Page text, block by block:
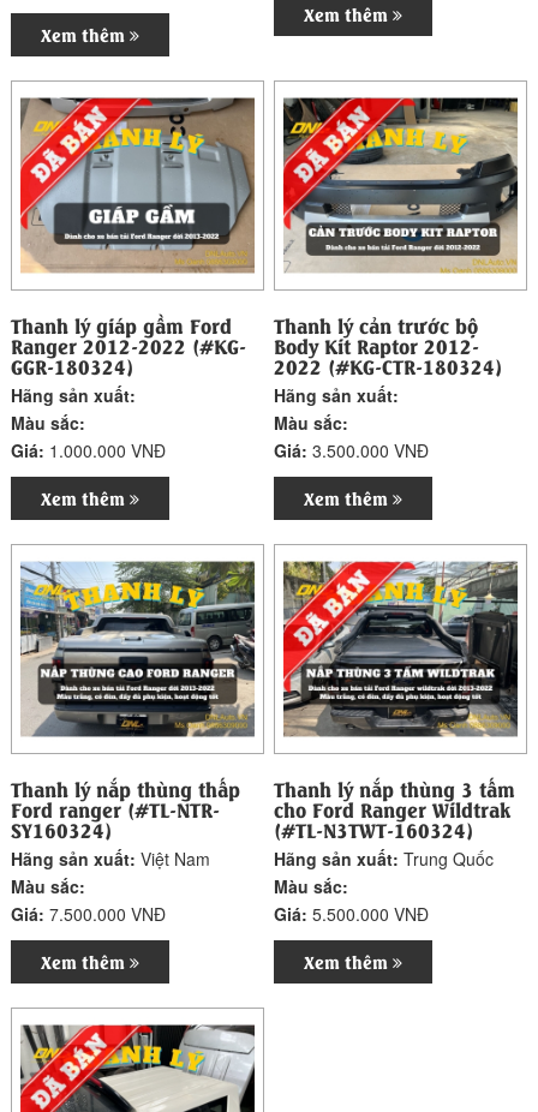
Xem thêm
Xem thêm
Thanh lý giáp gầm Ford
Ranger 2012-2022 (#KG-
GGR-180324)
Hãng sản xuất:
Màu sắc:
Giá: 1.000.000 VNĐ
Xem thêm
Thanh lý cản trước bộ
Body Kit Raptor 2012-
2022 (#KG-CTR-180324)
Hãng sản xuất:
Màu sắc:
Giá:3.500.000 VNĐ
Xem thêm
Thanh lý nắp thùng thấp
Ford ranger (#TL-NTR-
SY160324)
Hãng sản xuất:Việt Nam
Màu sắc:
Giá:7.500.000 VNĐ
Xem thêm
Thanh lý nắp thùng 3 tấm
cho Ford Ranger Wildtrak
(#TL-N3TWT-160324)
Hãng sản xuất:Trung Quốc
Màu sắc:
Giá:5.500.000 VNĐ
Xem thêm